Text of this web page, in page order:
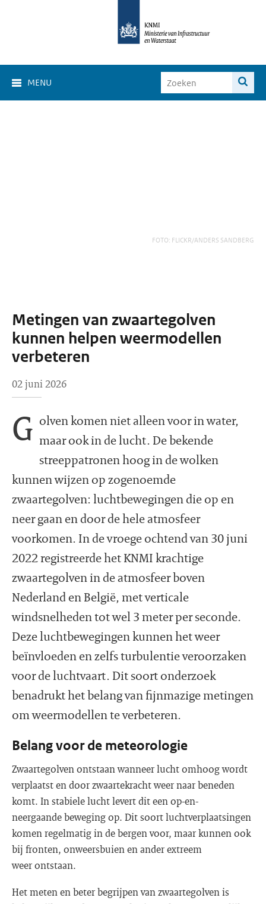
MENU
FOTO: FLICKR/ANDERS SANDBERG
Metingen van zwaartegolven
kunnen helpen weermodellen
verbeteren
02 juni 2026
G olven komen niet alleen voor in water,
maar ook in de lucht. De bekende
streeppatronen hoog in de wolken
kunnen wijzen op zogenoemde
zwaartegolven: luchtbewegingen die op en
neer gaan en door de hele atmosfeer
voorkomen. In de vroege ochtend van 30 juni
2022 registreerde het KNMI krachtige
zwaartegolven in de atmosfeer boven
Nederland en België, met verticale
windsnelheden tot wel 3 meter per seconde.
Deze luchtbewegingen kunnen het weer
beïnvloeden en zelfs turbulentie veroorzaken
voor de luchtvaart. Dit soort onderzoek
benadrukt het belang van fijnmazige metingen
om weermodellen te verbeteren.
Belang voor de meteorologie
Zwaartegolven ontstaan wanneer lucht omhoog wordt
verplaatst en door zwaartekracht weer naar beneden
komt. In stabiele lucht levert dit een op-en-
neergaande beweging op. Dit soort luchtverplaatsingen
komen regelmatig in de bergen voor, maar kunnen ook
bij fronten, onweersbuien en ander extreem
weer ontstaan.
Het meten en beter begrijpen van zwaartegolven is